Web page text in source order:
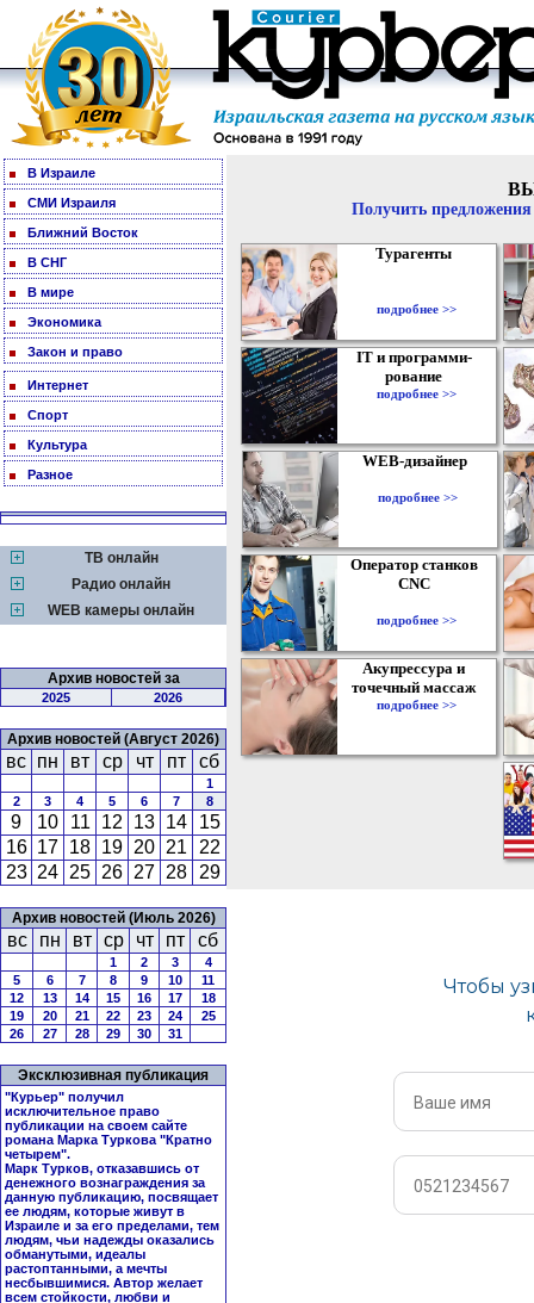
В Израиле
СМИ Израиля
Ближний Восток
В СНГ
В мире
Экономика
Закон и право
Интернет
Спорт
Культура
Разное
ТВ онлайн
Радио онлайн
WEB камеры онлайн
Архив новостей за
2025 2026
Архив новостей (Август 2026)
вс пн вт ср чт пт сб
1
2
3 4 5 6 7 8
9 10 11 12 13 14
15
16 17 18 19 20 21
22
23 24 25 26 27 28 29
Архив новостей (Июль 2026)
вс пн вт ср чт пт сб
1 2 3
4
5
6 7 8 9 10
11
12
13 14 15 16 17
18
19
20 21 22 23 24
25
26
27 28 29 30 31
Эксклюзивная публикация
"Курьер" получил
исключительное право
публикации на своем сайте
романа Марка Туркова "Кратно
четырем".
Марк Турков, отказавшись от
денежного вознаграждения за
данную публикацию, посвящает
ее людям, которые живут в
Израиле и за его пределами, тем
людям, чьи надежды оказались
обманутыми, идеалы
растоптанными, а мечты
несбывшимися. Автор желает
всем стойкости, любви и
Получить
Турагенты
подробнее >>
IT и программи-
рование
подробнее >>
WEB-дизайнер
подробнее >>
Оператор станков
CNC
подробнее >>
Акупрессура и
точечный массаж
подробнее >>